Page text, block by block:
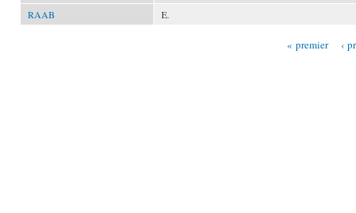
RAAB
E.
« premier ‹